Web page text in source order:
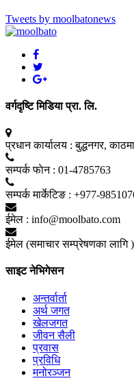
Tweets by moolbatonews
वर्गदृष्टि मिडिया प्रा. लि.
प्रधान कार्यालय : बुद्धनगर,
सम्पर्क फाेन : 01-4785763
सम्पर्क मार्केटिङ : +977-
ईमेल : info@moolbato.com
ईमेल (समाचार सम्प्रेषणका लागि
साइट नेभिगेसन
अन्तर्वार्ता
अर्थ जगत
खेलजगत
जीवन सैली
प्रवास
प्रविधि
मनोरञ्जन